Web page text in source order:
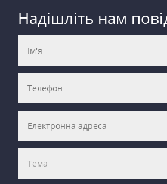
Надішліть нам